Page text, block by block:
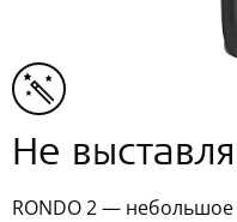
Не
RONDO 2 — небольшое